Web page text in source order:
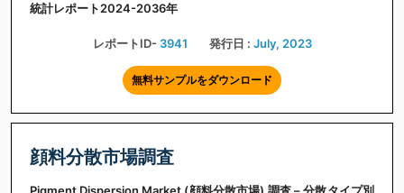
統計レポート2024-2036年
レポートID- 3941 発行日 : July, 2023
無料サンプルをダウンロード
顔料分散市場調査